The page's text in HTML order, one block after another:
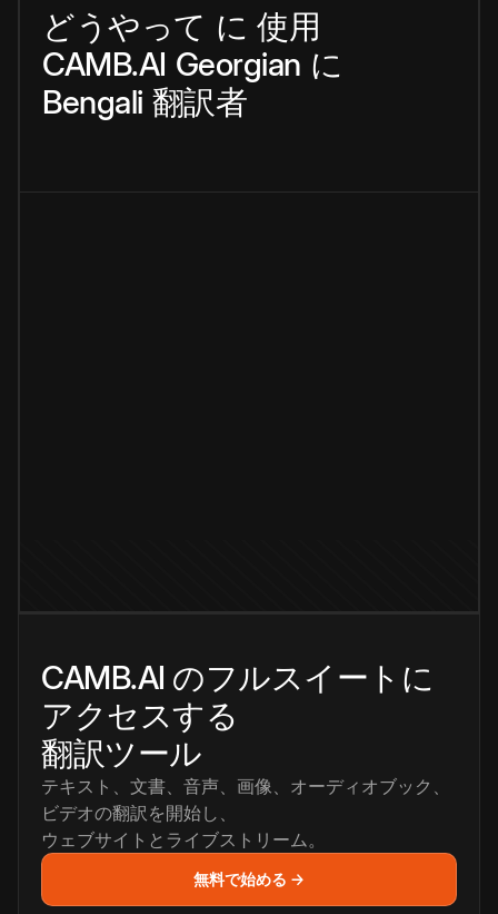
どうやって に 使用
CAMB.AI Georgian に
Bengali 翻訳者
CAMB.AI のフルスイートに
アクセスする
翻訳ツール
テキスト、文書、音声、画像、オーディオブック、
ビデオの翻訳を開始し、
ウェブサイトとライブストリーム。
無料で始める →